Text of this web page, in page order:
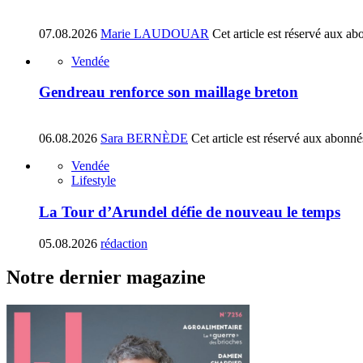
07.08.2026 Marie LAUDOUAR Cet article est réservé aux
Vendée
Gendreau renforce son maillage breton
06.08.2026 Sara BERNÈDE Cet article est réservé aux
Vendée
Lifestyle
La Tour d’Arundel défie de nouveau le temps
05.08.2026 rédaction
Notre dernier magazine